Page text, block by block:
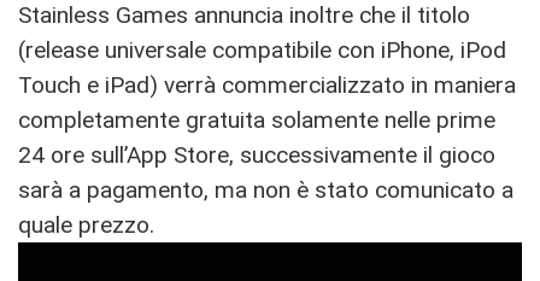
Stainless Games annuncia inoltre che il titolo
(release universale compatibile con iPhone, iPod
Touch e iPad) verrà commercializzato in maniera
completamente gratuita solamente nelle prime
24 ore sull’App Store, successivamente il gioco
sarà a pagamento, ma non è stato comunicato a
quale prezzo.